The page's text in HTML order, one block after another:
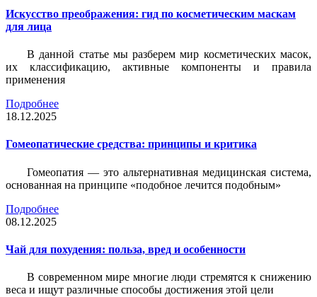
Искусство преображения: гид по косметическим маскам
для лица
В данной статье мы разберем мир косметических масок,
их классификацию, активные компоненты и правила
применения
Подробнее
18.12.2025
Гомеопатические средства: принципы и критика
Гомеопатия — это альтернативная медицинская система,
основанная на принципе «подобное лечится подобным»
Подробнее
08.12.2025
Чай для похудения: польза, вред и особенности
В современном мире многие люди стремятся к снижению
веса и ищут различные способы достижения этой цели